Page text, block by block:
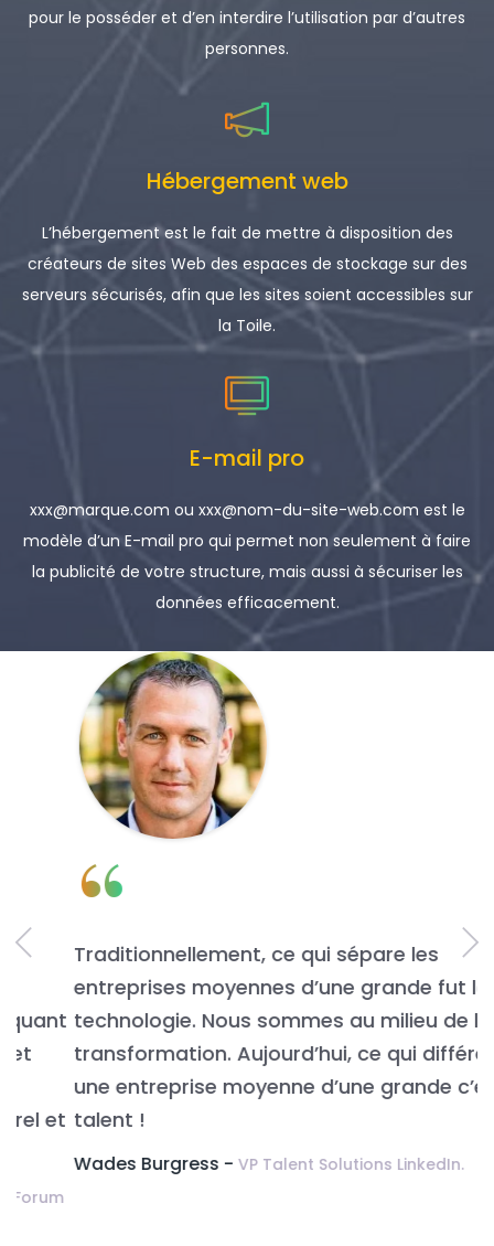
pour le posséder et d’en interdire l’utilisation par d’autres
personnes.
Hébergement web
L’hébergement est le fait de mettre à disposition des
créateurs de sites Web des espaces de stockage sur des
serveurs sécurisés, afin que les sites soient accessibles sur
la Toile.
E-mail pro
xxx@marque.com ou xxx@nom-du-site-web.com est le
modèle d’un E-mail pro qui permet non seulement à faire
la publicité de votre structure, mais aussi à sécuriser les
données efficacement.
“
Traditionnellement, ce qui sépare les
entreprises moyennes d’une grande fut la
technologie. Nous sommes au milieu de la
transformation. Aujourd’hui, ce qui différencie
une entreprise moyenne d’une grande c’est le
talent !
Wades Burgress -VP Talent Solutions LinkedIn.